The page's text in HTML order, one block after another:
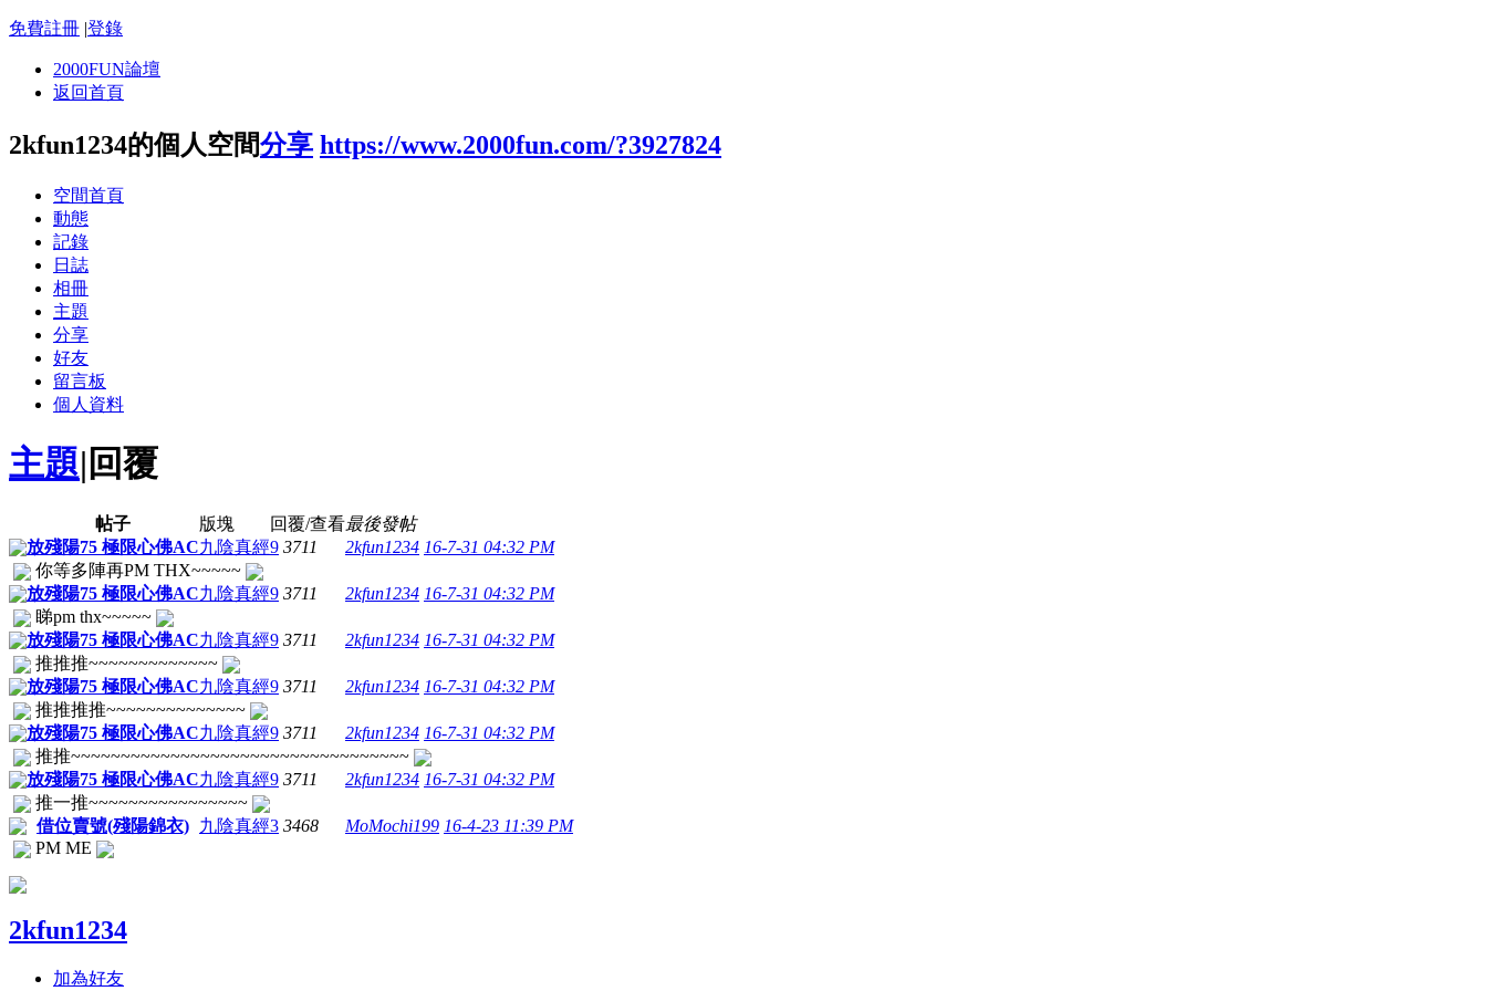
免費註冊 |登錄
2000FUN論壇
返回首頁
2kfun1234的個人空間分享 https://www.2000fun.com/?3927824
空間首頁
動態
記錄
日誌
相冊
主題
分享
好友
留言板
個人資料
主題| 回覆
帖子 版塊 回覆/查看最後發帖
放殘陽75 極限心佛AC九陰真經9 3711 2kfun1234 16-7-31 04:32 PM
你等多陣再PM THX~~~~~
放殘陽75 極限心佛AC九陰真經9 3711 2kfun1234 16-7-31 04:32 PM
睇pm thx~~~~~
放殘陽75 極限心佛AC九陰真經9 3711 2kfun1234 16-7-31 04:32 PM
推推推~~~~~~~~~~~~~
放殘陽75 極限心佛AC九陰真經9 3711 2kfun1234 16-7-31 04:32 PM
推推推推~~~~~~~~~~~~~~
放殘陽75 極限心佛AC九陰真經9 3711 2kfun1234 16-7-31 04:32 PM
推推~~~~~~~~~~~~~~~~~~~~~~~~~~~~~~~~~~
放殘陽75 極限心佛AC九陰真經9 3711 2kfun1234 16-7-31 04:32 PM
推一推~~~~~~~~~~~~~~~~
借位賣號(殘陽錦衣) 九陰真經3 3468 MoMochi199 16-4-23 11:39 PM
PM ME
2kfun1234
加為好友